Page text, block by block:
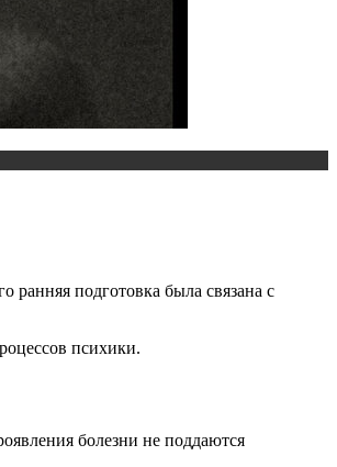
ранняя подготовка была связана с
психики.
болезни не поддаются